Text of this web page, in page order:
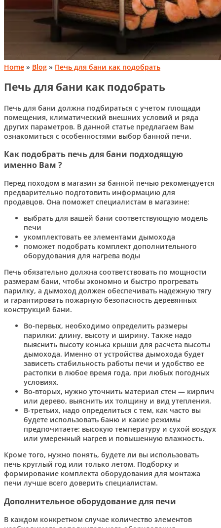
Home » Blog » Печь для бани как подобрать
Печь для бани как подобрать
Печь для бани должна подбираться с учетом площади
помещения, климатический внешних условий и ряда
других параметров. В данной статье предлагаем Вам
ознакомиться с особенностями выбор банной печи.
Как подобрать печь для бани подходящую
именно Вам ?
Перед походом в магазин за банной печью рекомендуется
предварительно подготовить информацию для
продавцов. Она поможет специалистам в магазине:
выбрать для вашей бани соответствующую модель
печи
укомплектовать ее элементами дымохода
поможет подобрать комплект дополнительного
оборудования для нагрева воды
Печь обязательно должна соответствовать по мощности
размерам бани, чтобы экономно и быстро прогревать
парилку, а дымоход должен обеспечивать надежную тягу
и гарантировать пожарную безопасность деревянных
конструкций бани.
Во-первых, необходимо определить размеры
парилки: длину, высоту и ширину. Также надо
выяснить высоту конька крыши для расчета высоты
дымохода. Именно от устройства дымохода будет
зависеть стабильность работы печи и удобство ее
растопки в любое время года, при любых погодных
условиях.
Во-вторых, нужно уточнить материал стен — кирпич
или дерево, выяснить их толщину и вид утепления.
В-третьих, надо определиться с тем, как часто вы
будете использовать баню и какие режимы
предпочитаете: высокую температуру и сухой воздух
или умеренный нагрев и повышенную влажность.
Кроме того, нужно понять, будете ли вы использовать
печь круглый год или только летом. Подборку и
формирование комплекта оборудования для монтажа
печи лучше всего доверить специалистам.
Дополнительное оборудование для печи
В каждом конкретном случае количество элементов